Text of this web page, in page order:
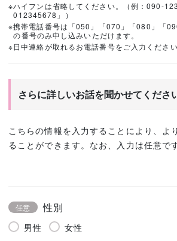
※ハイフンは省略してください。（例：090-
012345678」）
※携帯電話番号は「050」「070」「080」「
の番号のみ申し込みいただけます。
※日中連絡が取れるお電話番号をご入力ください
さらに詳しいお話を聞かせてくださ
こちらの情報を入力することにより、よ
ることができます。なお、入力は任意です
任意 性別
男性 女性